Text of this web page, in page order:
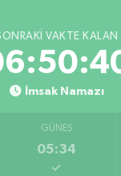
VAKTE KALAN
İmsak Namazı
GÜNEŞ
05:34